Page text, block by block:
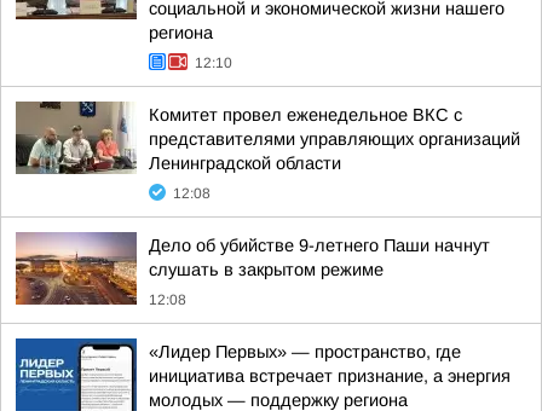
социальной и экономической жизни нашего
региона
12:10
Комитет провел еженедельное ВКС с
представителями управляющих организаций
Ленинградской области
12:08
Дело об убийстве 9-летнего Паши начнут
слушать в закрытом режиме
12:08
«Лидер Первых» — пространство, где
инициатива встречает признание, а энергия
молодых — поддержку региона